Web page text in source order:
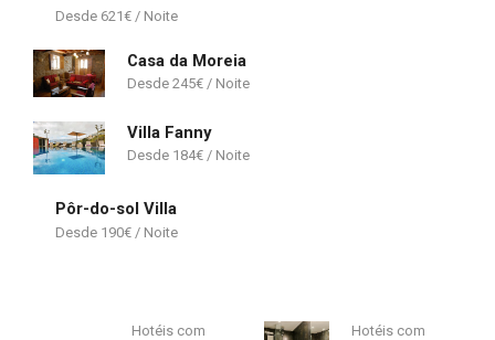
621€
Casa da Moreia
245€
Villa Fanny
184€
Pôr-do-sol Villa
190€
Hotéis com
Hotéis com